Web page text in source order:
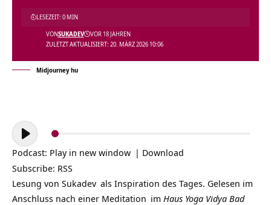
ZULETZT AKTUALISIERT: 20. MÄRZ 2026 10:06
VONSUKADEV VOR 18 JAHREN
LESEZEIT: 0 MIN
Midjourney hu
Audio-
Player
Podcast: Play in new window | Download
Subscribe: RSS
Lesung von Sukadev als Inspiration des Tages. Gelesen im
Anschluss nach einer Meditation im Haus Yoga Vidya Bad